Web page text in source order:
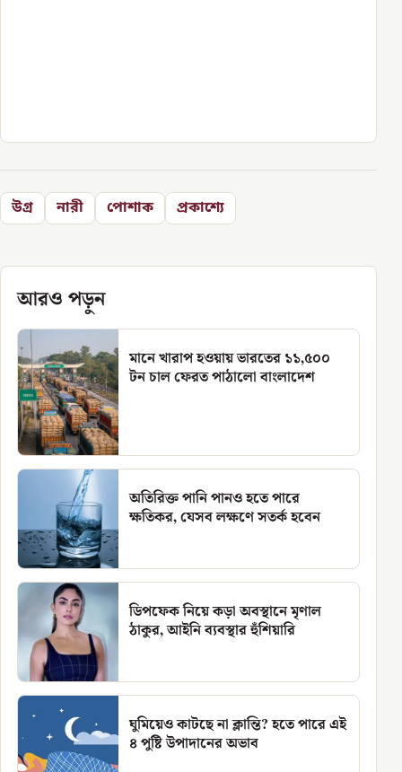
উগ্র নারী পোশাক প্রকাশ্যে
আরও পড়ুন
মানে খারাপ হওয়ায় ভারতের ১১,৫০০
টন চাল ফেরত পাঠালো বাংলাদেশ
অতিরিক্ত পানি পানও হতে পারে
ক্ষতিকর, যেসব লক্ষণে সতর্ক হবেন
ডিপফেক নিয়ে কড়া অবস্থানে মৃণাল
ঠাকুর, আইনি ব্যবস্থার হুঁশিয়ারি
ঘুমিয়েও কাটছে না ক্লান্তি? হতে পারে এই
৪ পুষ্টি উপাদানের অভাব